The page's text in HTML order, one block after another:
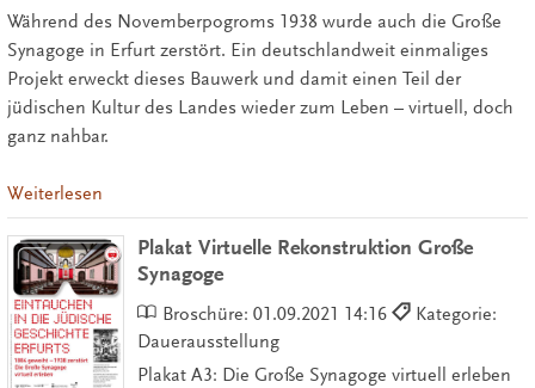
Während des Novemberpogroms 1938 wurde auch die Große
Synagoge in Erfurt zerstört. Ein deutschlandweit einmaliges
Projekt erweckt dieses Bauwerk und damit einen Teil der
jüdischen Kultur des Landes wieder zum Leben – virtuell, doch
ganz nahbar.
Weiterlesen
Plakat Virtuelle Rekonstruktion Große
Synagoge
Broschüre: 01.09.2021 14:16
Kategorie:
Dauerausstellung
Plakat A3: Die Große Synagoge virtuell erleben